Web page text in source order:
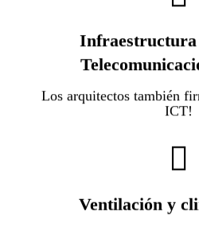
Infraestructura
Los arquitectos también
ICT!
más viable introducir
cuadros que necesita
Ventilación y